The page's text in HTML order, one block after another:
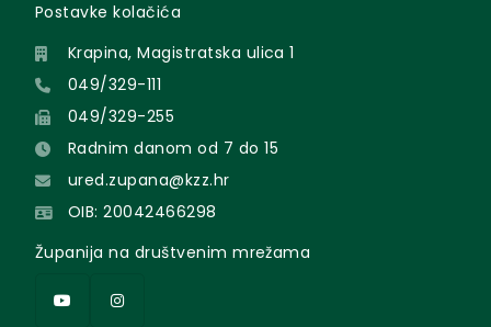
Postavke kolačića
Krapina, Magistratska ulica 1
049/329-111
049/329-255
Radnim danom od 7 do 15
ured.zupana@kzz.hr
OIB: 20042466298
Županija na društvenim mrežama